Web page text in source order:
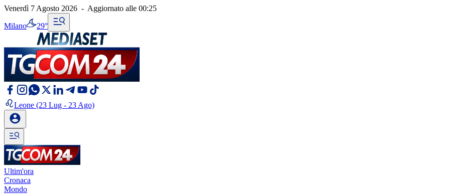
Venerdì 7 Agosto 2026 - Aggiornato alle 00:25
Milano 29°
Leone (23 Lug - 23 Ago)
Ultim'ora
Cronaca
Mondo